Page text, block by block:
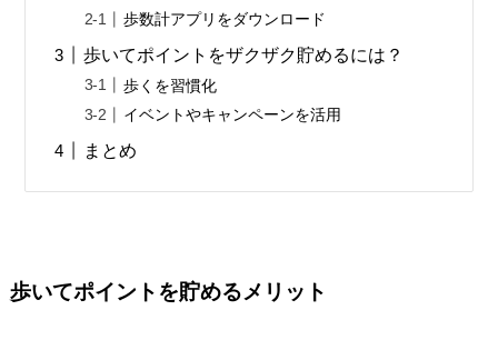
歩数計アプリをダウンロード
歩いてポイントをザクザク貯めるには？
歩くを習慣化
イベントやキャンペーンを活用
まとめ
歩いてポイントを貯めるメリット